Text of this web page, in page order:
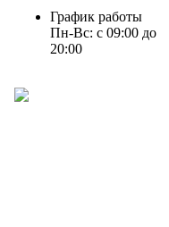
График работы
Пн-Вс: с 09:00 до
20:00